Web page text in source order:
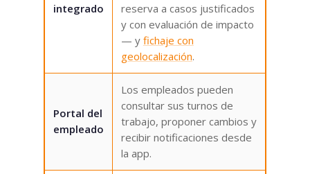
integrado
reserva a casos justificados
y con evaluación de impacto
— y fichaje con
geolocalización.
Portal del
empleado
Los empleados pueden
consultar sus turnos de
trabajo, proponer cambios y
recibir notificaciones desde
la app.